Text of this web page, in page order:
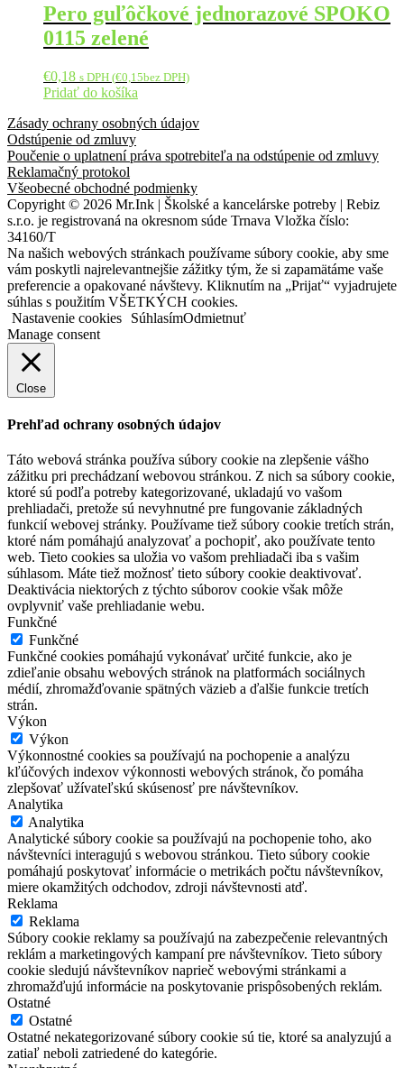
Pero guľôčkové jednorazové SPOKO
0115 zelené
€0,18 s DPH (€0,15bez DPH)
Pridať do košíka
Zásady ochrany osobných údajov
Odstúpenie od zmluvy
Poučenie o uplatnení práva spotrebiteľa na odstúpenie od zmluvy
Reklamačný protokol
Všeobecné obchodné podmienky
Copyright © 2026 Mr.Ink | Školské a kancelárske potreby | Rebiz
s.r.o. je registrovaná na okresnom súde Trnava Vložka číslo:
34160/T
Na našich webových stránkach používame súbory cookie, aby sme
vám poskytli najrelevantnejšie zážitky tým, že si zapamätáme vaše
preferencie a opakované návštevy. Kliknutím na „Prijať“ vyjadrujete
súhlas s použitím VŠETKÝCH cookies.
Nastavenie cookies
SúhlasímOdmietnuť
Manage consent
Close
Prehľad ochrany osobných údajov
Táto webová stránka používa súbory cookie na zlepšenie vášho
zážitku pri prechádzaní webovou stránkou. Z nich sa súbory cookie,
ktoré sú podľa potreby kategorizované, ukladajú vo vašom
prehliadači, pretože sú nevyhnutné pre fungovanie základných
funkcií webovej stránky. Používame tiež súbory cookie tretích strán,
ktoré nám pomáhajú analyzovať a pochopiť, ako používate tento
web. Tieto cookies sa uložia vo vašom prehliadači iba s vašim
súhlasom. Máte tiež možnosť tieto súbory cookie deaktivovať.
Deaktivácia niektorých z týchto súborov cookie však môže
ovplyvniť vaše prehliadanie webu.
Funkčné
Funkčné
Funkčné cookies pomáhajú vykonávať určité funkcie, ako je
zdieľanie obsahu webových stránok na platformách sociálnych
médií, zhromažďovanie spätných väzieb a ďalšie funkcie tretích
strán.
Výkon
Výkon
Výkonnostné cookies sa používajú na pochopenie a analýzu
kľúčových indexov výkonnosti webových stránok, čo pomáha
zlepšovať užívateľskú skúsenosť pre návštevníkov.
Analytika
Analytika
Analytické súbory cookie sa používajú na pochopenie toho, ako
návštevníci interagujú s webovou stránkou. Tieto súbory cookie
pomáhajú poskytovať informácie o metrikách počtu návštevníkov,
miere okamžitých odchodov, zdroji návštevnosti atď.
Reklama
Reklama
Súbory cookie reklamy sa používajú na zabezpečenie relevantných
reklám a marketingových kampaní pre návštevníkov. Tieto súbory
cookie sledujú návštevníkov naprieč webovými stránkami a
zhromažďujú informácie na poskytovanie prispôsobených reklám.
Ostatné
Ostatné
Ostatné nekategorizované súbory cookie sú tie, ktoré sa analyzujú a
zatiaľ neboli zatriedené do kategórie.